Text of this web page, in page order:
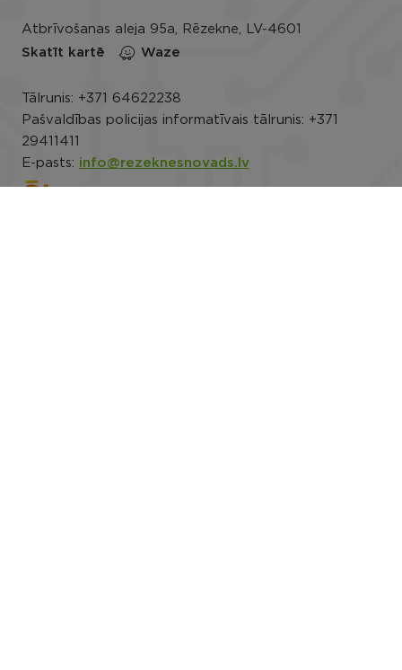
Atbrīvošanas aleja 95a, Rēzekne, LV-4601
Skatīt kartē
Waze
Tālrunis: +371 64622238
Pašvaldības policijas informatīvais tālrunis: +371
29411411
E-pasts: info@rezeknesnovads.lv